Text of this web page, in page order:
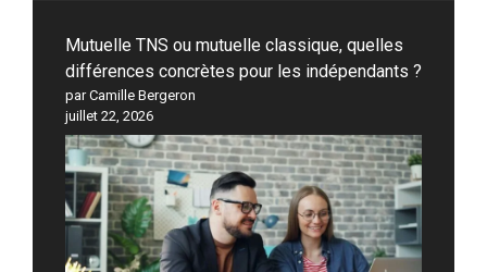
Mutuelle TNS ou mutuelle classique, quelles
différences concrètes pour les indépendants ?
par Camille Bergeron
juillet 22, 2026